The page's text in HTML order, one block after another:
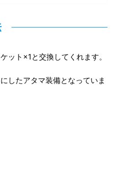
ット×1と交換してくれます。
したアタマ装備となっていま